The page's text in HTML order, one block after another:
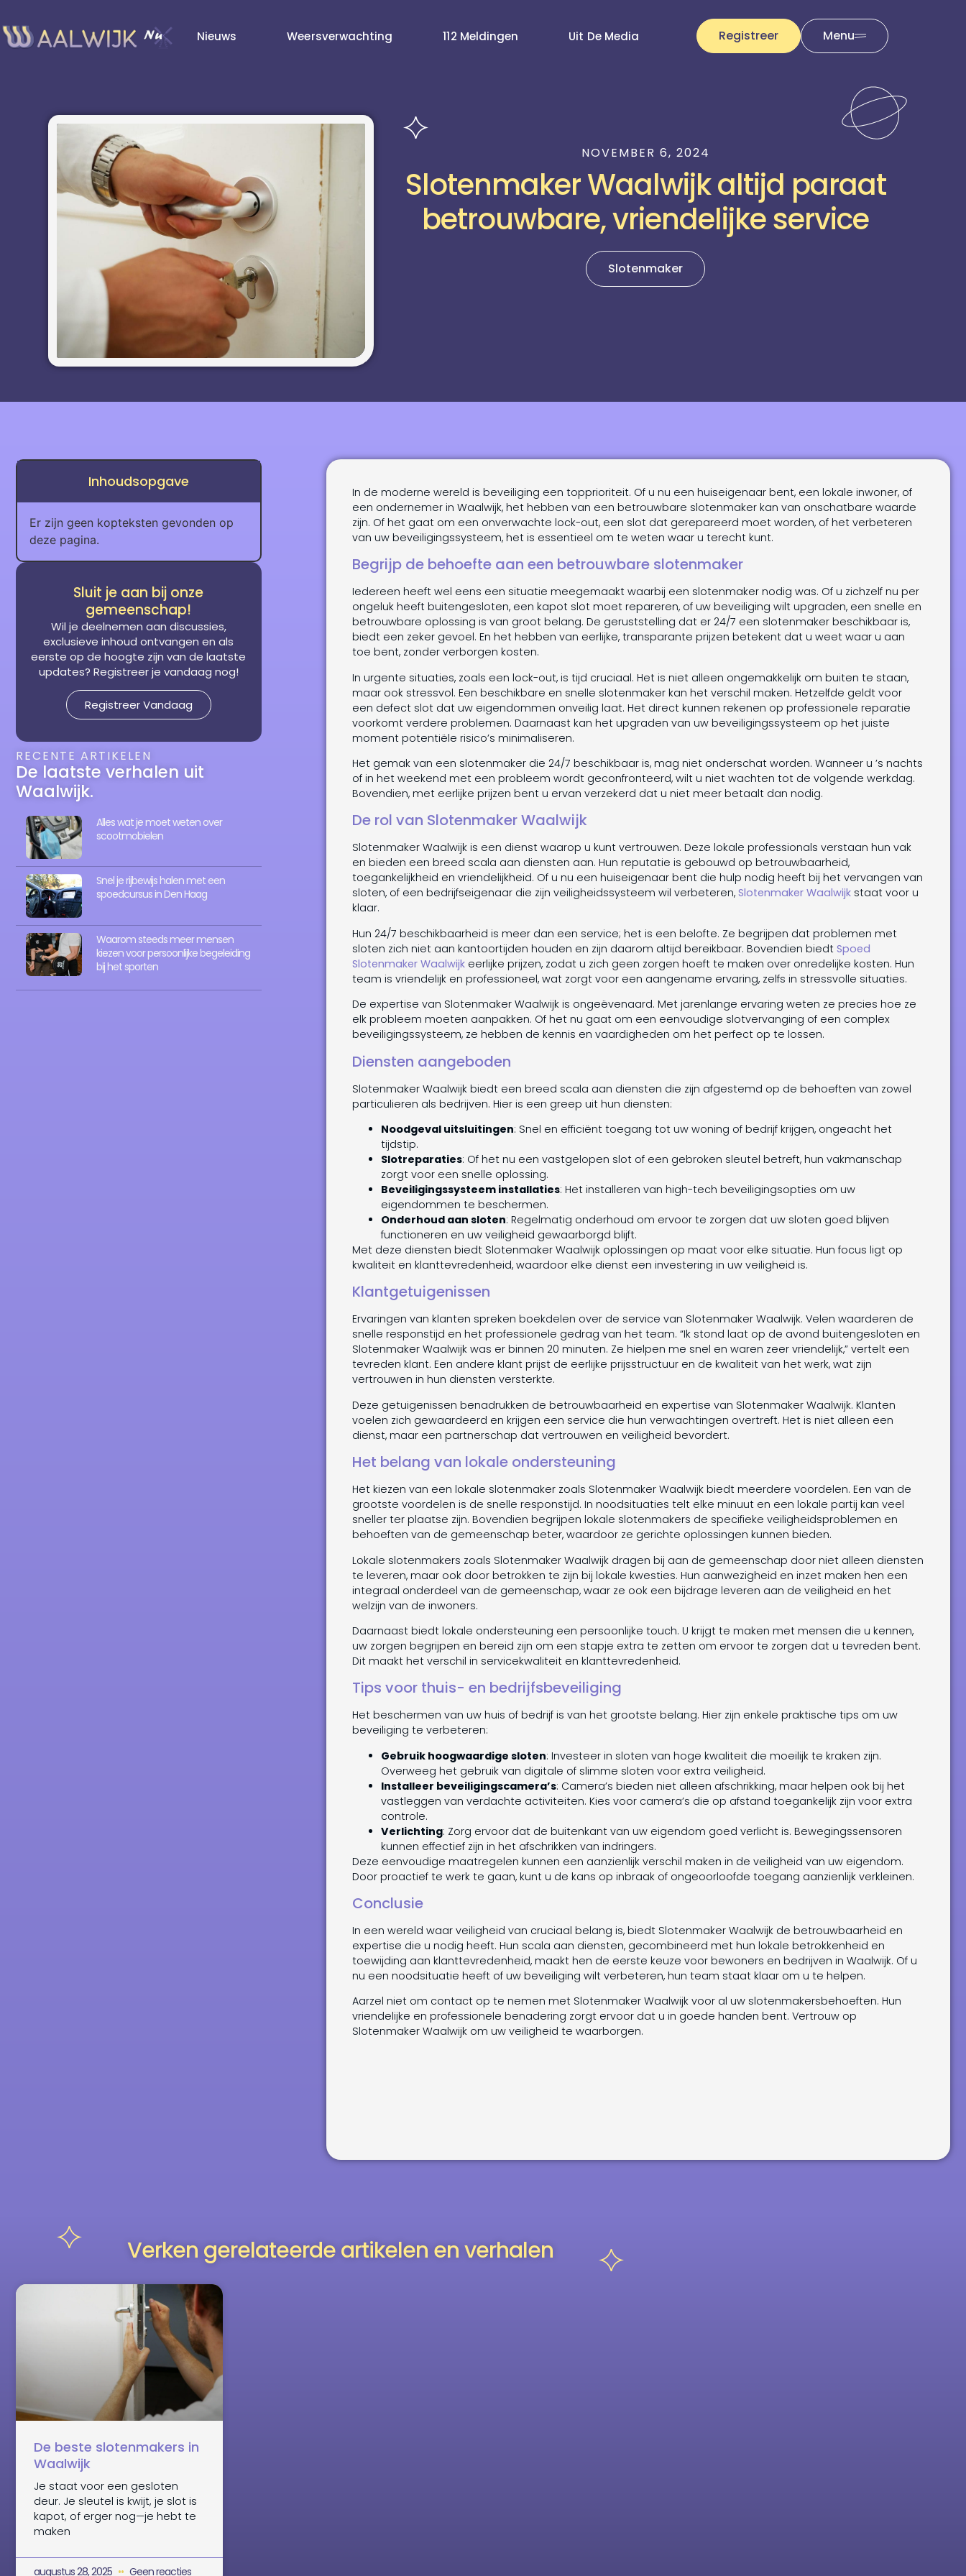
Nieuws Weersverwachting 112 Meldingen Uit De Media Registreer Menu
NOVEMBER 6, 2024
Slotenmaker Waalwijk altijd paraat
betrouwbare, vriendelijke service
Slotenmaker
In de moderne wereld is beveiliging een topprioriteit. Of u nu een huiseigenaar bent, een lokale inwoner, of
een ondernemer in Waalwijk, het hebben van een betrouwbare slotenmaker kan van onschatbare waarde
zijn. Of het gaat om een onverwachte lock-out, een slot dat gerepareerd moet worden, of het verbeteren
van uw beveiligingssysteem, het is essentieel om te weten waar u terecht kunt.
Begrijp de behoefte aan een betrouwbare slotenmaker
Iedereen heeft wel eens een situatie meegemaakt waarbij een slotenmaker nodig was. Of u zichzelf nu per
ongeluk heeft buitengesloten, een kapot slot moet repareren, of uw beveiliging wilt upgraden, een snelle en
betrouwbare oplossing is van groot belang. De geruststelling dat er 24/7 een slotenmaker beschikbaar is,
biedt een zeker gevoel. En het hebben van eerlijke, transparante prijzen betekent dat u weet waar u aan
toe bent, zonder verborgen kosten.
In urgente situaties, zoals een lock-out, is tijd cruciaal. Het is niet alleen ongemakkelijk om buiten te staan,
maar ook stressvol. Een beschikbare en snelle slotenmaker kan het verschil maken. Hetzelfde geldt voor
een defect slot dat uw eigendommen onveilig laat. Het direct kunnen rekenen op professionele reparatie
voorkomt verdere problemen. Daarnaast kan het upgraden van uw beveiligingssysteem op het juiste
moment potentiële risico’s minimaliseren.
Het gemak van een slotenmaker die 24/7 beschikbaar is, mag niet onderschat worden. Wanneer u ’s nachts
of in het weekend met een probleem wordt geconfronteerd, wilt u niet wachten tot de volgende werkdag.
Bovendien, met eerlijke prijzen bent u ervan verzekerd dat u niet meer betaalt dan nodig.
De rol van Slotenmaker Waalwijk
Slotenmaker Waalwijk is een dienst waarop u kunt vertrouwen. Deze lokale professionals verstaan hun vak
en bieden een breed scala aan diensten aan. Hun reputatie is gebouwd op betrouwbaarheid,
toegankelijkheid en vriendelijkheid. Of u nu een huiseigenaar bent die hulp nodig heeft bij het vervangen van
sloten, of een bedrijfseigenaar die zijn veiligheidssysteem wil verbeteren, Slotenmaker Waalwijkstaat voor u
klaar.
Hun 24/7 beschikbaarheid is meer dan een service; het is een belofte. Ze begrijpen dat problemen met
sloten zich niet aan kantoortijden houden en zijn daarom altijd bereikbaar. Bovendien biedt Spoed
Slotenmaker Waalwijkeerlijke prijzen, zodat u zich geen zorgen hoeft te maken over onredelijke kosten. Hun
team is vriendelijk en professioneel, wat zorgt voor een aangename ervaring, zelfs in stressvolle situaties.
De expertise van Slotenmaker Waalwijk is ongeëvenaard. Met jarenlange ervaring weten ze precies hoe ze
elk probleem moeten aanpakken. Of het nu gaat om een eenvoudige slotvervanging of een complex
beveiligingssysteem, ze hebben de kennis en vaardigheden om het perfect op te lossen.
Diensten aangeboden
Slotenmaker Waalwijk biedt een breed scala aan diensten die zijn afgestemd op de behoeften van zowel
particulieren als bedrijven. Hier is een greep uit hun diensten:
Noodgeval uitsluitingen: Snel en efficiënt toegang tot uw woning of bedrijf krijgen, ongeacht het
tijdstip.
Slotreparaties: Of het nu een vastgelopen slot of een gebroken sleutel betreft, hun vakmanschap
zorgt voor een snelle oplossing.
Beveiligingssysteem installaties: Het installeren van high-tech beveiligingsopties om uw
eigendommen te beschermen.
Onderhoud aan sloten: Regelmatig onderhoud om ervoor te zorgen dat uw sloten goed blijven
functioneren en uw veiligheid gewaarborgd blijft.
Met deze diensten biedt Slotenmaker Waalwijk oplossingen op maat voor elke situatie. Hun focus ligt op
kwaliteit en klanttevredenheid, waardoor elke dienst een investering in uw veiligheid is.
Klantgetuigenissen
Ervaringen van klanten spreken boekdelen over de service van Slotenmaker Waalwijk. Velen waarderen de
snelle responstijd en het professionele gedrag van het team. “Ik stond laat op de avond buitengesloten en
Slotenmaker Waalwijk was er binnen 20 minuten. Ze hielpen me snel en waren zeer vriendelijk,” vertelt een
tevreden klant. Een andere klant prijst de eerlijke prijsstructuur en de kwaliteit van het werk, wat zijn
vertrouwen in hun diensten versterkte.
Deze getuigenissen benadrukken de betrouwbaarheid en expertise van Slotenmaker Waalwijk. Klanten
voelen zich gewaardeerd en krijgen een service die hun verwachtingen overtreft. Het is niet alleen een
dienst, maar een partnerschap dat vertrouwen en veiligheid bevordert.
Het belang van lokale ondersteuning
Het kiezen van een lokale slotenmaker zoals Slotenmaker Waalwijk biedt meerdere voordelen. Een van de
grootste voordelen is de snelle responstijd. In noodsituaties telt elke minuut en een lokale partij kan veel
sneller ter plaatse zijn. Bovendien begrijpen lokale slotenmakers de specifieke veiligheidsproblemen en
behoeften van de gemeenschap beter, waardoor ze gerichte oplossingen kunnen bieden.
Lokale slotenmakers zoals Slotenmaker Waalwijk dragen bij aan de gemeenschap door niet alleen diensten
te leveren, maar ook door betrokken te zijn bij lokale kwesties. Hun aanwezigheid en inzet maken hen een
integraal onderdeel van de gemeenschap, waar ze ook een bijdrage leveren aan de veiligheid en het
welzijn van de inwoners.
Daarnaast biedt lokale ondersteuning een persoonlijke touch. U krijgt te maken met mensen die u kennen,
uw zorgen begrijpen en bereid zijn om een stapje extra te zetten om ervoor te zorgen dat u tevreden bent.
Dit maakt het verschil in servicekwaliteit en klanttevredenheid.
Tips voor thuis- en bedrijfsbeveiliging
Het beschermen van uw huis of bedrijf is van het grootste belang. Hier zijn enkele praktische tips om uw
beveiliging te verbeteren:
Gebruik hoogwaardige sloten: Investeer in sloten van hoge kwaliteit die moeilijk te kraken zijn.
Overweeg het gebruik van digitale of slimme sloten voor extra veiligheid.
Installeer beveiligingscamera’s: Camera’s bieden niet alleen afschrikking, maar helpen ook bij het
vastleggen van verdachte activiteiten. Kies voor camera’s die op afstand toegankelijk zijn voor extra
controle.
Verlichting: Zorg ervoor dat de buitenkant van uw eigendom goed verlicht is. Bewegingssensoren
kunnen effectief zijn in het afschrikken van indringers.
Deze eenvoudige maatregelen kunnen een aanzienlijk verschil maken in de veiligheid van uw eigendom.
Door proactief te werk te gaan, kunt u de kans op inbraak of ongeoorloofde toegang aanzienlijk verkleinen.
Conclusie
In een wereld waar veiligheid van cruciaal belang is, biedt Slotenmaker Waalwijk de betrouwbaarheid en
expertise die u nodig heeft. Hun scala aan diensten, gecombineerd met hun lokale betrokkenheid en
toewijding aan klanttevredenheid, maakt hen de eerste keuze voor bewoners en bedrijven in Waalwijk. Of u
nu een noodsituatie heeft of uw beveiliging wilt verbeteren, hun team staat klaar om u te helpen.
Aarzel niet om contact op te nemen met Slotenmaker Waalwijk voor al uw slotenmakersbehoeften. Hun
vriendelijke en professionele benadering zorgt ervoor dat u in goede handen bent. Vertrouw op
Slotenmaker Waalwijk om uw veiligheid te waarborgen.
Inhoudsopgave
Er zijn geen kopteksten gevonden op
deze pagina.
Sluit je aan bij onze
gemeenschap!
Wil je deelnemen aan discussies,
exclusieve inhoud ontvangen en als
eerste op de hoogte zijn van de laatste
updates? Registreer je vandaag nog!
Registreer Vandaag
RECENTE ARTIKELEN
De laatste verhalen uit
Waalwijk.
Alles wat je moet weten over
scootmobielen
Snel je rijbewijs halen met een
spoedcursus in Den Haag
Waarom steeds meer mensen
kiezen voor persoonlijke begeleiding
bij het sporten
Verken gerelateerde artikelen en verhalen
De beste slotenmakers in
Waalwijk
Je staat voor een gesloten
deur. Je sleutel is kwijt, je slot is
kapot, of erger nog—je hebt te
maken
augustus 28, 2025 Geen reacties